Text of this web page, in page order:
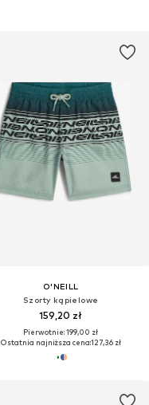
O'NEILL
Szorty kąpielowe
159,20 zł
Pierwotnie: 199,00 zł
Ostatnia najniższa cena:127,36 zł